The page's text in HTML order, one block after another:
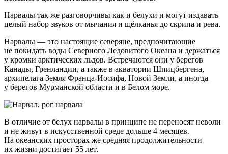
Нарвалы так же разговорчивы как и белухи и могут издавать
целый набор звуков от мычания и щёлканья до скрипа и рева.
Нарвалы — это настоящие северяне, предпочитающие
не покидать воды Северного Ледовитого Океана и держаться
у кромки арктических льдов. Встречаются они у берегов
Канады, Гренландии, а также в акватории Шпицбергена,
архипелага Земля Франца-Иосифа, Новой Земли, а иногда
у берегов Мурманской области и в Белом море.
В отличие от белух нарвалы в принципе не переносят неволи
и не живут в искусственной среде дольше 4 месяцев.
На океанских просторах же средняя продолжительности
их жизни достигает 55 лет.